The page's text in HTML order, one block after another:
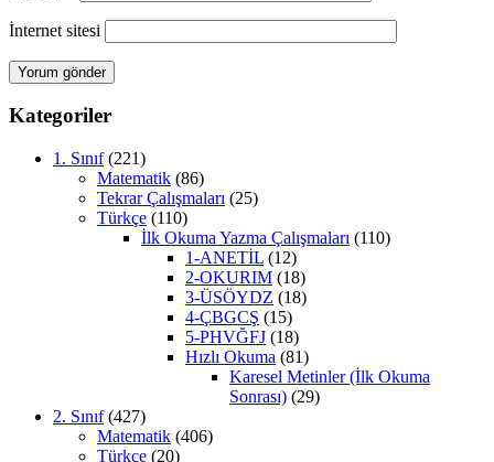
İnternet sitesi
Kategoriler
1. Sınıf(221)
Matematik (86)
Tekrar Çalışmaları (25)
Türkçe (110)
İlk Okuma Yazma Çalışmaları (110)
1-ANETİL (12)
2-OKURIM (18)
3-ÜSÖYDZ (18)
4-ÇBGCŞ (15)
5-PHVĞFJ (18)
Hızlı Okuma (81)
Karesel Metinler (İlk Okuma
Sonrası) (29)
2. Sınıf(427)
Matematik (406)
Türkçe (20)